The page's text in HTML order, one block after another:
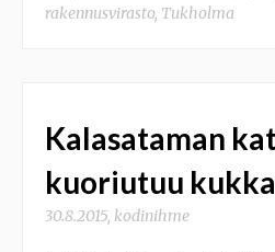
rakennusvirasto, Tukholma
Kalasataman
kuoriutuu
30.8.2015, kodinihme